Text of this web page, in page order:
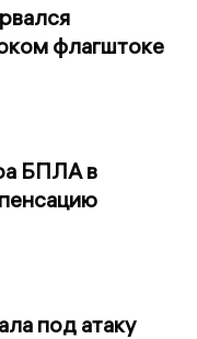
флагштоке
БПЛА в
под атаку